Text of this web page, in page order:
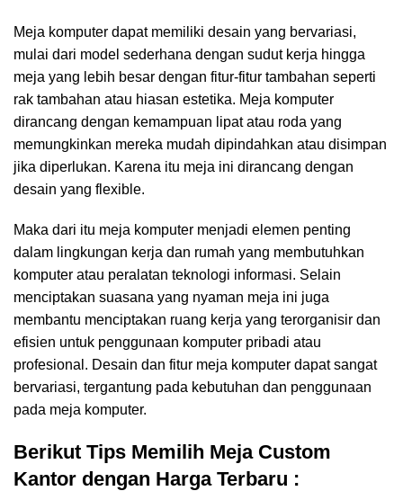
Meja komputer dapat memiliki desain yang bervariasi,
mulai dari model sederhana dengan sudut kerja hingga
meja yang lebih besar dengan fitur-fitur tambahan seperti
rak tambahan atau hiasan estetika. Meja komputer
dirancang dengan kemampuan lipat atau roda yang
memungkinkan mereka mudah dipindahkan atau disimpan
jika diperlukan. Karena itu meja ini dirancang dengan
desain yang flexible.
Maka dari itu meja komputer menjadi elemen penting
dalam lingkungan kerja dan rumah yang membutuhkan
komputer atau peralatan teknologi informasi. Selain
menciptakan suasana yang nyaman meja ini juga
membantu menciptakan ruang kerja yang terorganisir dan
efisien untuk penggunaan komputer pribadi atau
profesional. Desain dan fitur meja komputer dapat sangat
bervariasi, tergantung pada kebutuhan dan penggunaan
pada meja komputer.
Berikut Tips Memilih Meja Custom
Kantor dengan Harga Terbaru :